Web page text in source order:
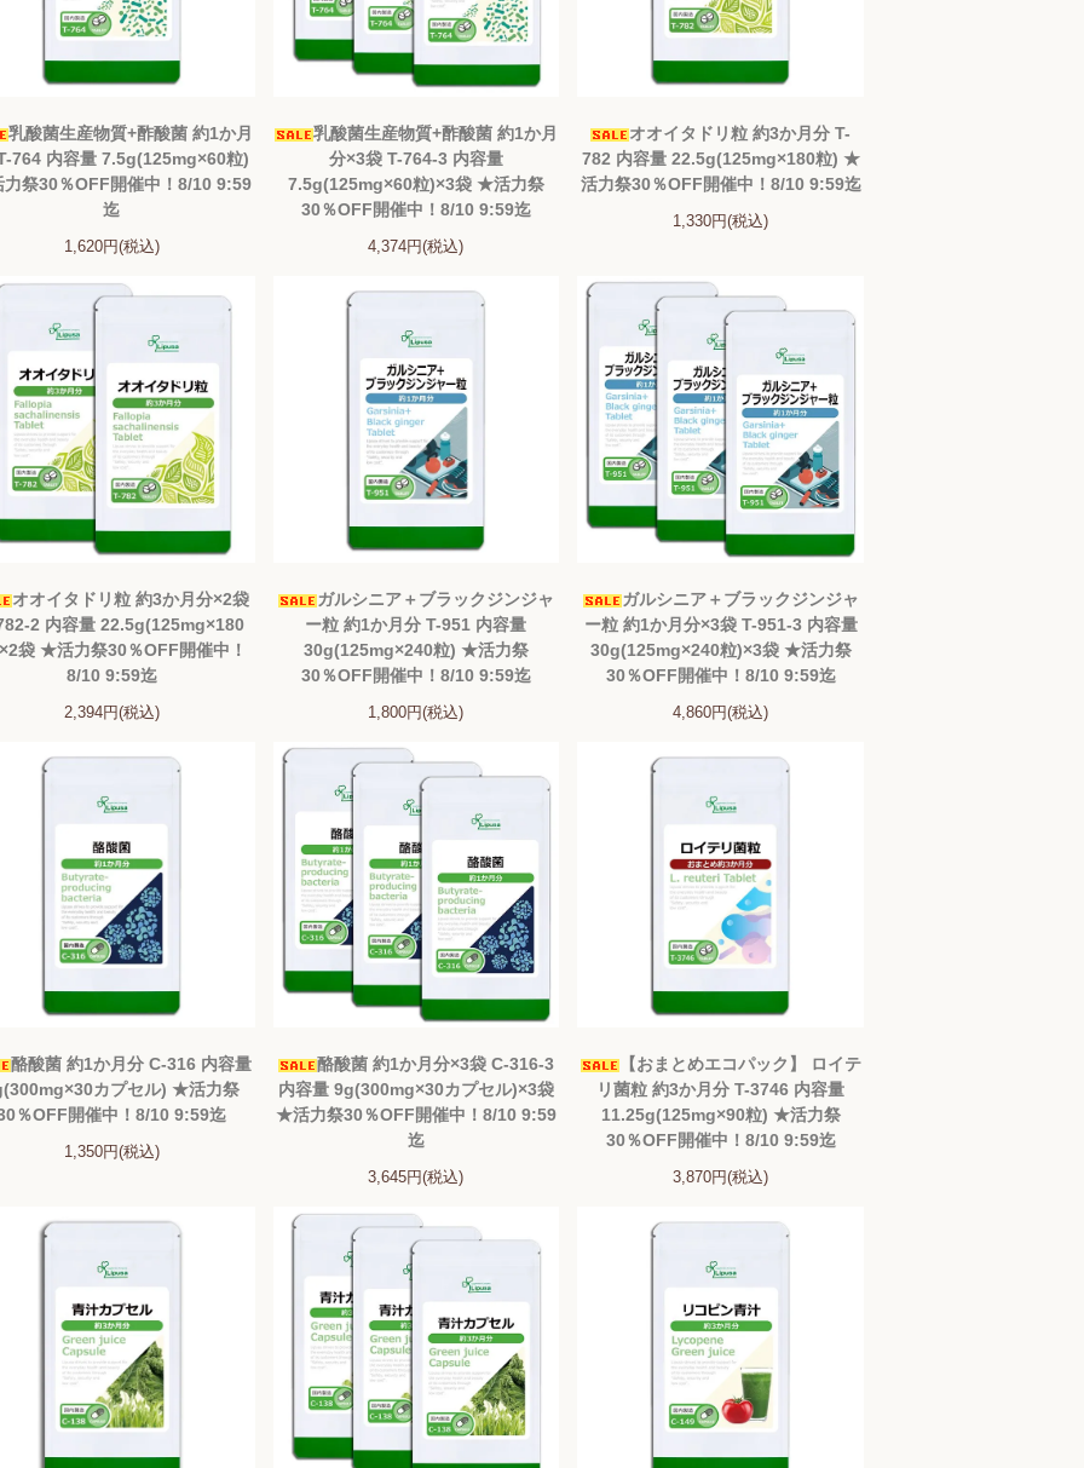
乳酸菌生産物質+酢酸菌 約1か月
764 内容量 7.5g(125mg×60粒)
祭30％OFF開催中！8/10 9:59
迄
1,620円(税込)
乳酸菌生産物質+酢酸菌 約1か月
分×3袋 T-764-3 内容量
7.5g(125mg×60粒)×3袋 ★活力祭
30％OFF開催中！8/10 9:59迄
4,374円(税込)
オオイタドリ粒 約3か月分 T-
782 内容量 22.5g(125mg×180粒) ★
活力祭30％OFF開催中！8/10 9:59迄
1,330円(税込)
オオイタドリ粒 約3か月分×2袋
2 内容量 22.5g(125mg×180
袋 ★活力祭30％OFF開催中！
8/10 9:59迄
2,394円(税込)
ガルシニア＋ブラックジンジャ
ー粒 約1か月分 T-951 内容量
30g(125mg×240粒) ★活力祭
30％OFF開催中！8/10 9:59迄
1,800円(税込)
ガルシニア＋ブラックジンジャ
ー粒 約1か月分×3袋 T-951-3 内容量
30g(125mg×240粒)×3袋 ★活力祭
30％OFF開催中！8/10 9:59迄
4,860円(税込)
酪酸菌 約1か月分 C-316 内容量
カプセル) ★活力祭
％OFF開催中！8/10 9:59迄
1,350円(税込)
酪酸菌 約1か月分×3袋 C-316-3
内容量 9g(300mg×30カプセル)×3袋
★活力祭30％OFF開催中！8/10 9:59
迄
3,645円(税込)
【おまとめエコパック】 ロイテ
リ菌粒 約3か月分 T-3746 内容量
11.25g(125mg×90粒) ★活力祭
30％OFF開催中！8/10 9:59迄
3,870円(税込)